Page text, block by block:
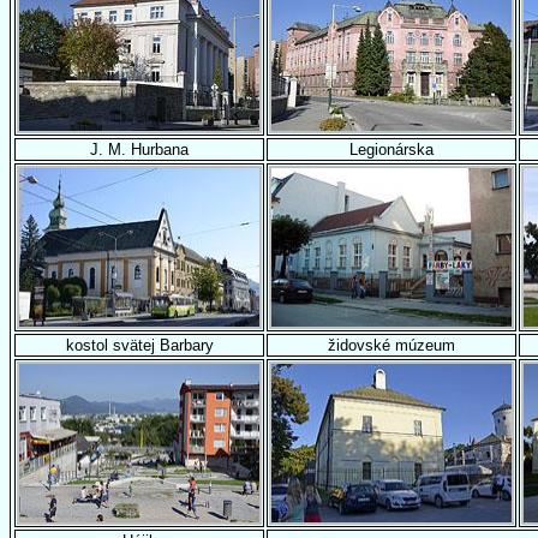
J. M. Hurbana Legionárska
kostol svätej Barbary židovské múzeum